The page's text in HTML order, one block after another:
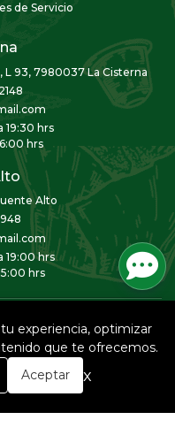
de Servicio
L 93, 7980037 La Cisterna
19:30 hrs
hrs
Alto
19:00 hrs
hrs
2026
experiencia, optimizar
que te ofrecemos.
Aceptar x